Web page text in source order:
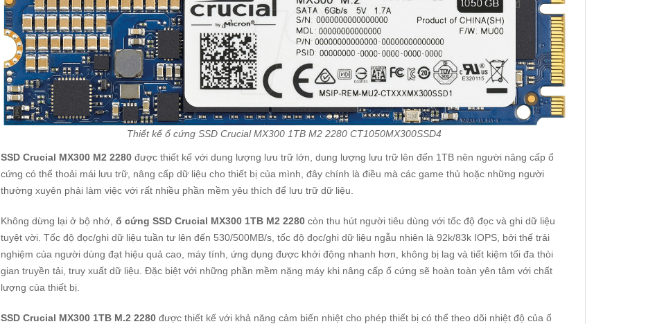
Thiết kế ổ cứng SSD Crucial MX300 1TB M2 2280 CT1050MX300SSD4
SSD Crucial MX300 M2 2280 được thiết kế với dung lượng lưu trữ lớn, dung lượng lưu trữ lên đến 1TB nên người nâng cấp ổ
cứng có thể thoải mái lưu trữ, nâng cấp dữ liệu cho thiết bị của mình, đây chính là điều mà các game thủ hoặc những người
thường xuyên phải làm việc với rất nhiều phần mềm yêu thích để lưu trữ dữ liệu.
Không dừng lại ở bộ nhớ, ổ cứng SSD Crucial MX300 1TB M2 2280 còn thu hút người tiêu dùng với tốc độ đọc và ghi dữ liệu
tuyệt vời. Tốc độ đọc/ghi dữ liệu tuần tư lên đến 530/500MB/s, tốc độ đọc/ghi dữ liệu ngẫu nhiên là 92k/83k IOPS, bởi thế trải
nghiệm của người dùng đạt hiệu quả cao, máy tính, ứng dụng được khởi động nhanh hơn, không bị lag và tiết kiệm tối đa thòi
gian truyền tải, truy xuất dữ liệu. Đặc biệt với những phần mềm nặng máy khi nâng cấp ổ cứng sẽ hoàn toàn yên tâm với chất
lượng của thiết bị.
SSD Crucial MX300 1TB M.2 2280 được thiết kế với khả năng cảm biến nhiệt cho phép thiết bị có thể theo dõi nhiệt độ của ổ